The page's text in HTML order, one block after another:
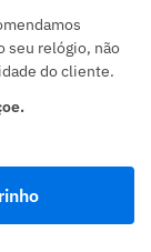
seu relógio, não
do cliente.